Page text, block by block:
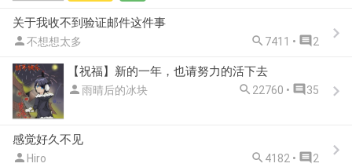
关于我收不到验证邮件这件事
不想想太多  7411 •  2
【祝福】新的一年，也请努力的活下去
雨晴后的冰块  22760 •  35
感觉好久不见
 Hiro  4182 •  2